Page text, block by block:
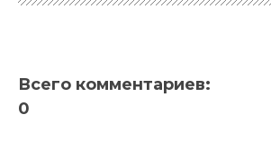
Всего комментариев:
0